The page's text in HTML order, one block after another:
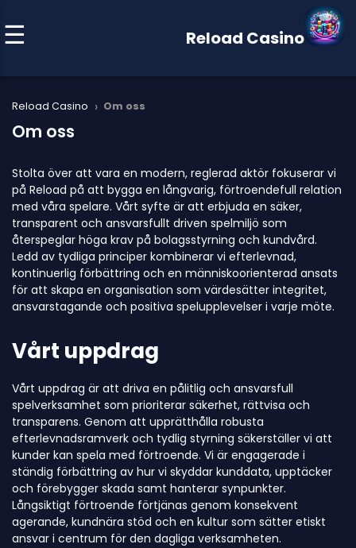
Reload Casino
Reload Casino › Om oss
Om oss
Stolta över att vara en modern, reglerad aktör fokuserar vi
på Reload på att bygga en långvarig, förtroendefull relation
med våra spelare. Vårt syfte är att erbjuda en säker,
transparent och ansvarsfullt driven spelmiljö som
återspeglar höga krav på bolagsstyrning och kundvård.
Ledd av tydliga principer kombinerar vi efterlevnad,
kontinuerlig förbättring och en människoorienterad ansats
för att skapa en organisation som värdesätter integritet,
ansvarstagande och positiva spelupplevelser i varje möte.
Vårt uppdrag
Vårt uppdrag är att driva en pålitlig och ansvarsfull
spelverksamhet som prioriterar säkerhet, rättvisa och
transparens. Genom att upprätthålla robusta
efterlevnadsramverk och tydlig styrning säkerställer vi att
kunder kan spela med förtroende. Vi är engagerade i
ständig förbättring av hur vi skyddar kunddata, upptäcker
och förebygger skada samt hanterar synpunkter.
Långsiktigt förtroende förtjänas genom konsekvent
agerande, kundnära stöd och en kultur som sätter etiskt
ansvar i centrum för den dagliga verksamheten.